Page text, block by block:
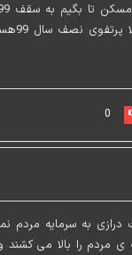
پرتفوی
0
به سرمایه مردم
ی مردم را بالا می